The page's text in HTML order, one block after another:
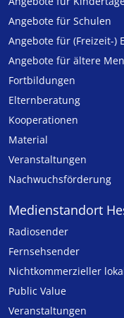
Angebote für Schulen
Angebote für (Freizeit-)
Angebote für ältere
Fortbildungen
Elternberatung
Kooperationen
Material
Veranstaltungen
Nachwuchsförderung
Medienstandort
Radiosender
Fernsehsender
Nicht­kommer­zieller
Public Value
Veranstaltungen